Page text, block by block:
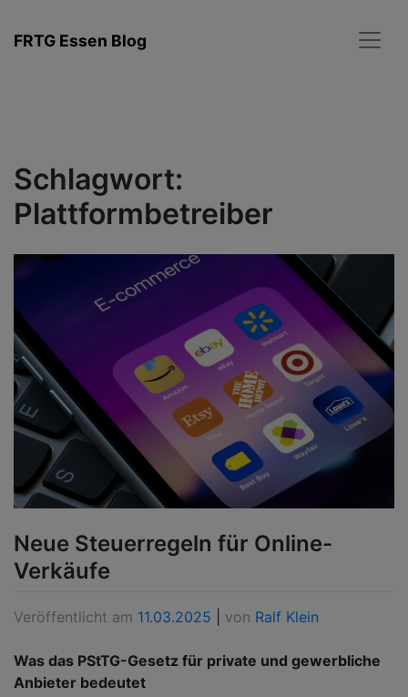
Inhalt
FRTG Essen Blog
Schlagwort:
Plattformbetreiber
Neue Steuerregeln für Online-
Verkäufe
Veröffentlicht am 11.03.2025 von Ralf Klein
Was das PStTG-Gesetz für private und gewerbliche
Anbieter bedeutet